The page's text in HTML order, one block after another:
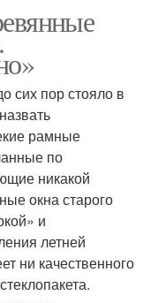
сих пор стояло в
рамные
по
никакой
окна старого
и
летней
ни качественного